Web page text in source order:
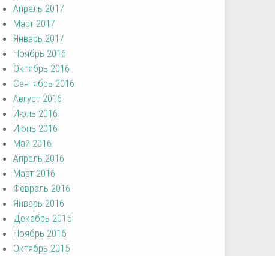
Апрель 2017
Март 2017
Январь 2017
Ноябрь 2016
Октябрь 2016
Сентябрь 2016
Август 2016
Июль 2016
Июнь 2016
Май 2016
Апрель 2016
Март 2016
Февраль 2016
Январь 2016
Декабрь 2015
Ноябрь 2015
Октябрь 2015